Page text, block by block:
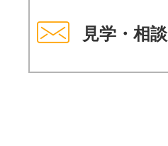
見学・相談